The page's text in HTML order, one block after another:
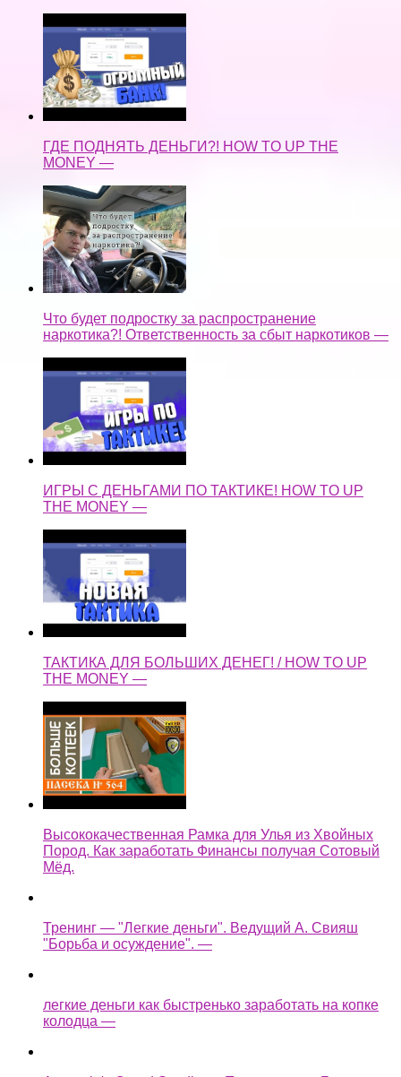
ГДЕ ПОДНЯТЬ ДЕНЬГИ?! HOW TO UP THE
MONEY —
Что будет подростку за распространение
наркотика?! Ответственность за сбыт наркотиков —
ИГРЫ С ДЕНЬГАМИ ПО ТАКТИКЕ! HOW TO UP
THE MONEY —
ТАКТИКА ДЛЯ БОЛЬШИХ ДЕНЕГ! / HOW TO UP
THE MONEY —
Высококачественная Рамка для Улья из Хвойных
Пород. Как заработать Финансы получая Сотовый
Мёд.
Тренинг — "Легкие деньги". Ведущий А. Свияш
"Борьба и осуждение". —
легкие деньги как быстренько заработать на копке
колодца —